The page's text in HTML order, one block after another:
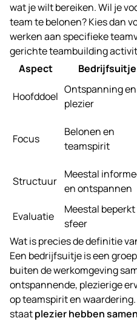
wat je wilt bereiken. Wil je
team te belonen? Kies dan
werken aan specifieke
gerichte teambuilding
Aspect
Bedrijfsuitje
Hoofddoel
Ontspanning en
plezier
Focus
Belonen en
teamspirit
Structuur
Meestal
en ontspannen
Evaluatie
Meestal
sfeer
Wat is precies de definitie
Een bedrijfsuitje is een
buiten de werkomgeving
ontspannende, plezierige
op teamspirit en
staatplezier hebben samen